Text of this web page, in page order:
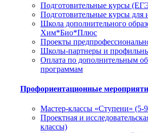
Подготовительные курсы
Подготовительные курсы для
Школа дополнительного
Хим*Био*Плюс
Проекты
Школы-партнеры и
Оплата по дополнительным
программам
Профориентационные
Мастер-классы «Ступени» (5-
Проектная и
классы)